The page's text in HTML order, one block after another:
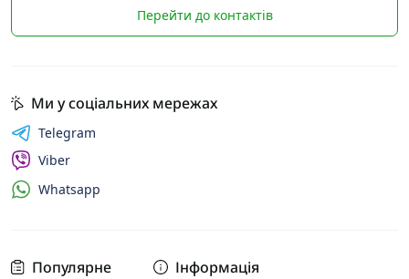
Перейти до контактів
Популярне Інформація
Ми у соціальних мережах
Telegram
Viber
Whatsapp